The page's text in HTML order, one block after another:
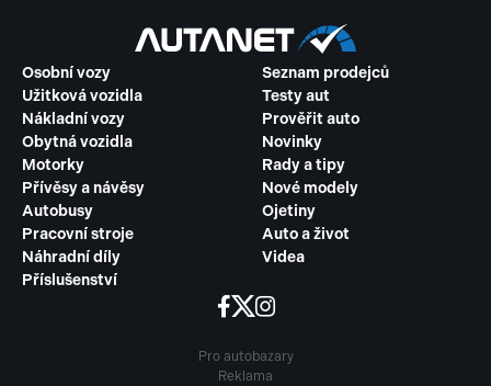
Osobní vozy
Užitková vozidla
Nákladní vozy
Obytná vozidla
Motorky
Přívěsy a návěsy
Autobusy
Pracovní stroje
Náhradní díly
Příslušenství
Seznam prodejců
Testy aut
Prověřit auto
Novinky
Rady a tipy
Nové modely
Ojetiny
Auto a život
Videa
Pro autobazary
Reklama